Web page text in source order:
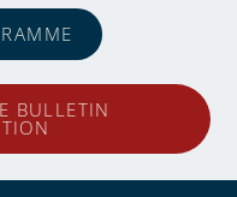
BULLETIN